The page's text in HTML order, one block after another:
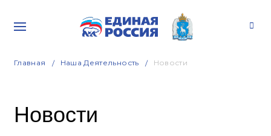
Главная Наша Деятельность Новости
Новости